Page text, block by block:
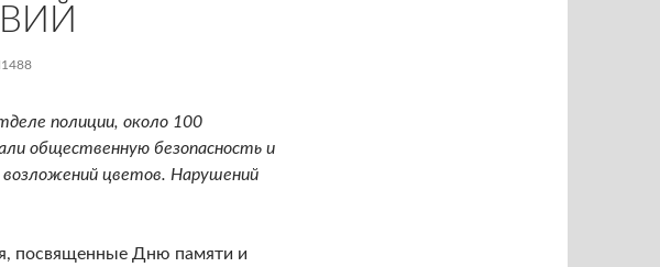
полиции, около 100
общественную безопасность и
возложений цветов. Нарушений
посвященные Дню памяти и